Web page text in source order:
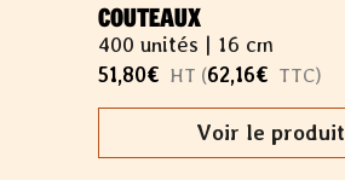
COUTEAUX
400 unités | 16 cm
51,80€ HT (62,16€ TTC)
Voir le produit